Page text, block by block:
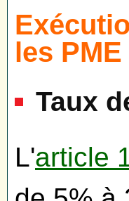
les PME
Taux
L'article